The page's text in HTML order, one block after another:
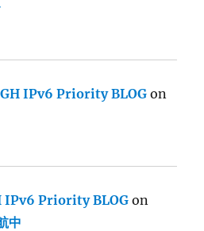
IPv6 Priority BLOG on
IPv6 Priority BLOG on
中